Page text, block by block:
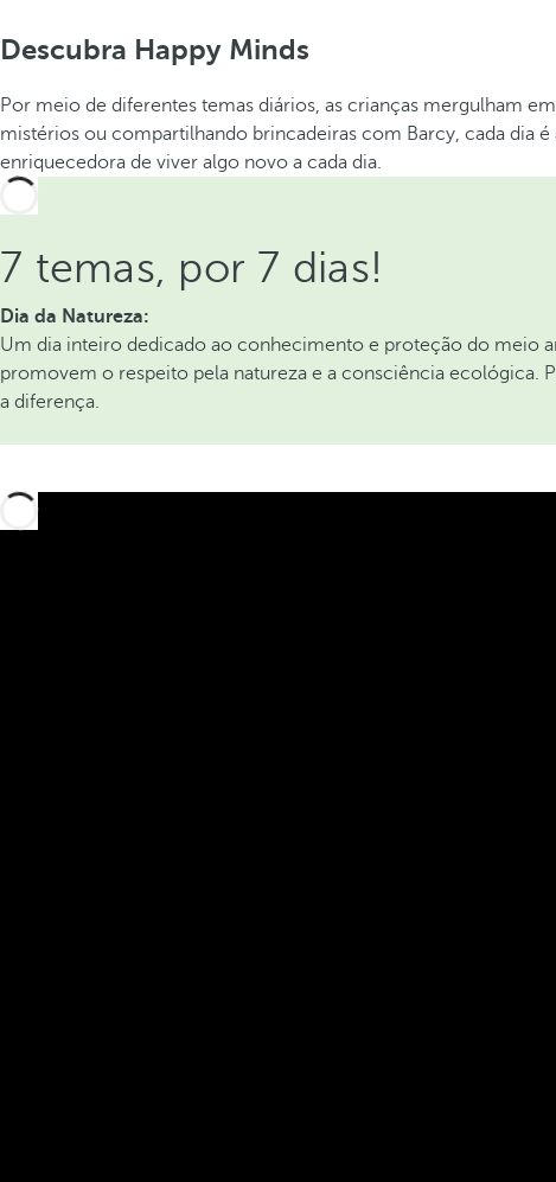
Descubra Happy Minds
Por meio de diferentes temas diários, as crianças mergulham
mistérios ou compartilhando brincadeiras com Barcy, cada dia
enriquecedora de viver algo novo a cada dia.
7 temas, por 7 dias!
Dia da Natureza:
Um dia inteiro dedicado ao conhecimento e proteção do meio
promovem o respeito pela natureza e a consciência ecológica.
a diferença.